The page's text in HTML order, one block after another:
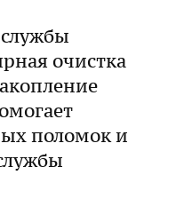
очистка
поломок и